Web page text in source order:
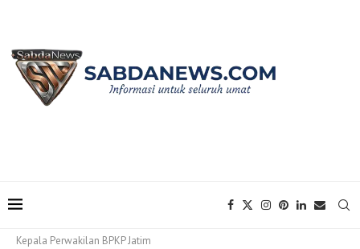
Kepala Perwakilan BPKP Jatim